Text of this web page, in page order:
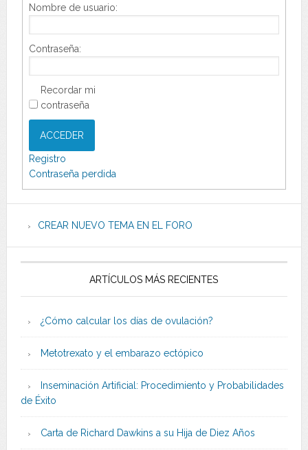
Nombre de usuario:
Contraseña:
Recordar mi
contraseña
ACCEDER
Registro
Contraseña perdida
CREAR NUEVO TEMA EN EL FORO
ARTÍCULOS MÁS RECIENTES
¿Cómo calcular los días de ovulación?
Metotrexato y el embarazo ectópico
Inseminación Artificial: Procedimiento y Probabilidades
de Éxito
Carta de Richard Dawkins a su Hija de Diez Años